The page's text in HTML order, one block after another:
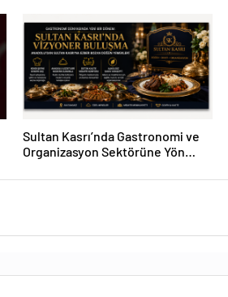
Sultan Kasrı’nda Gastronomi ve
Organizasyon Sektörüne Yön